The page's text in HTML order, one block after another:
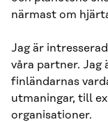
närmast om
Jag är
våra partner. Jag
finländarnas
utmaningar, till
organisationer.